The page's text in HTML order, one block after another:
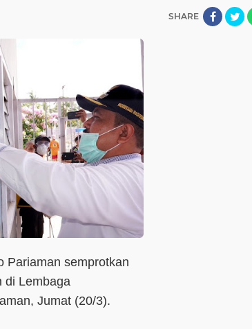
SHARE
Pariaman semprotkan
di Lembaga
Jumat (20/3).